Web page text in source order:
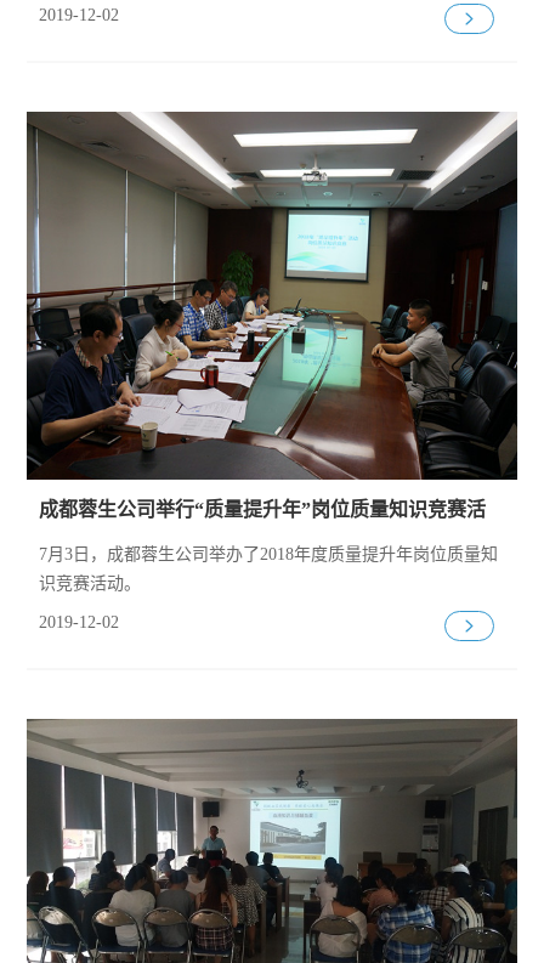
2019-12-02
成都蓉生公司举行“质量提升年”岗位质量知识竞赛活
动
7月3日，成都蓉生公司举办了2018年度质量提升年岗位质量知
识竞赛活动。
2019-12-02